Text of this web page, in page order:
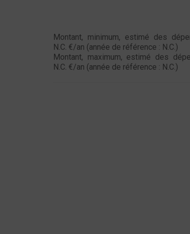
Montant, minimum, estimé des
N.C. €/an (année de référence : N.C.)
Montant, maximum, estimé des
N.C. €/an (année de référence : N.C.)